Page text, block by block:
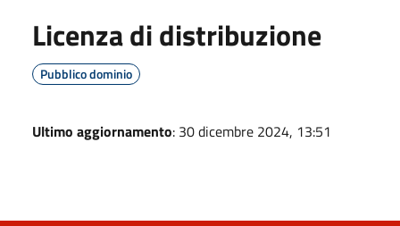
Licenza di distribuzione
Pubblico dominio
Ultimo aggiornamento: 30 dicembre 2024, 13:51